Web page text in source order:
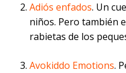
Adiós enfados. Un
niños. Pero también
rabietas de los
Avokiddo Emotions.